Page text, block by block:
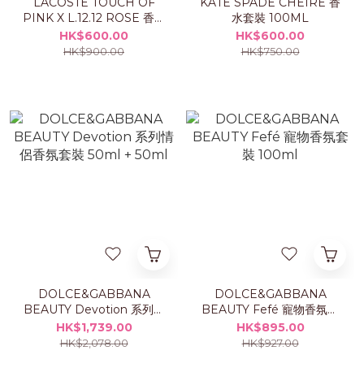
PINK X L.12.12 ROSE 香水
套裝
HK$600.00
HK$900.00
水套裝 100ML
HK$600.00
HK$750.00
DOLCE&GABBANA
BEAUTY Devotion 系列情
侶香氛套裝 50ml + 50ml
HK$1,739.00
HK$2,078.00
DOLCE&GABBANA
BEAUTY Fefé 寵物香氛套
裝 100ml
HK$895.00
HK$927.00